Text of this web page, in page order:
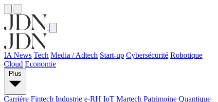
IA News Tech Media / Adtech Start-up Cybersécurité Robotique
Cloud Economie
Plus
Carrière Fintech Industrie e-RH IoT Martech Patrimoine Quantique